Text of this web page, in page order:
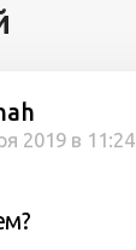
2019 в 11:24